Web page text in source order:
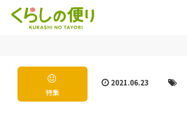
特集
2021.06.23